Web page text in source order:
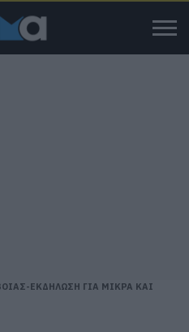
ΕΚΔΗΛΩΣΗ ΓΙΑ ΜΙΚΡΑ ΚΑΙ